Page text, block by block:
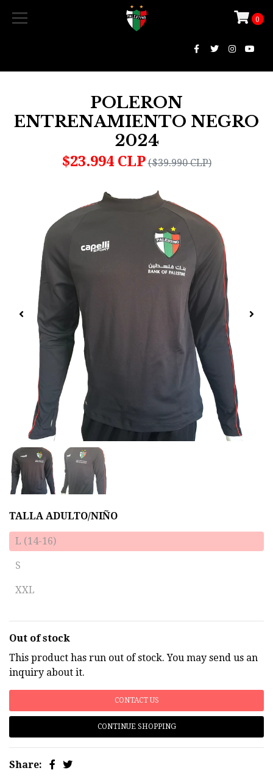
0
POLERON
ENTRENAMIENTO NEGRO
2024
$23.994 CLP ($39.990 CLP)
TALLA ADULTO/NIÑO
L (14-16)
S
XXL
Out of stock
This product has run out of stock. You may send us an
inquiry about it.
CONTACT US
CONTINUE SHOPPING
Share: